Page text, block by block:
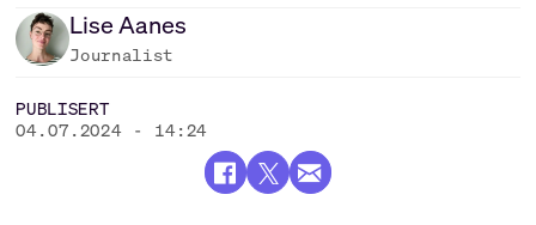
LiseAanes
Journalist
PUBLISERT
04.07.2024 - 14:24